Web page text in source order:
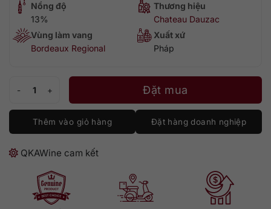
Nồng độ
13%
Thương hiệu
Chateau Dauzac
Vùng làm vang
Bordeaux Regional
Xuất xứ
Pháp
D de Dauzac [Bordeaux, Château Dauzac] số lượng
Đặt mua
Thêm vào giỏ hàng Đặt hàng doanh nghiệp
QKAWine cam kết